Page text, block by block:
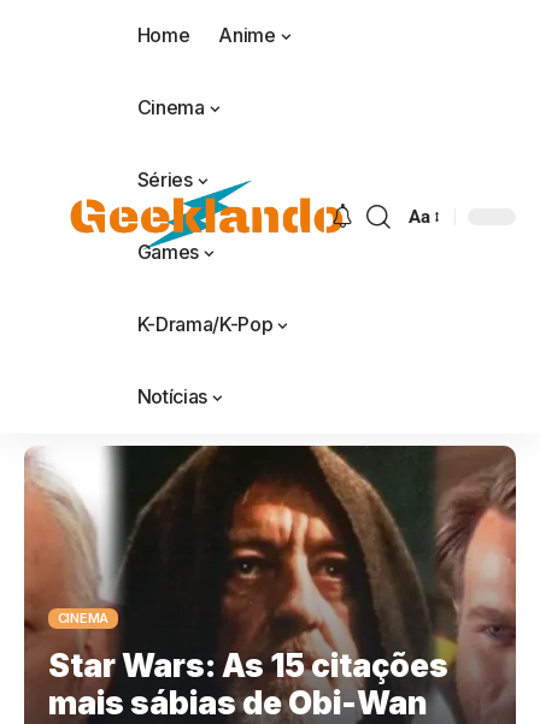
Home Anime
Cinema
Séries
Games
K-Drama/K-Pop
Notícias
Aa
CINEMA
Star Wars: As 15 citações
mais sábias de Obi-Wan